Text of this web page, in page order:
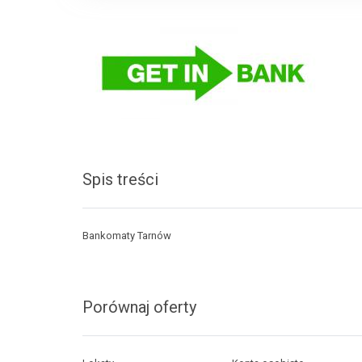
Spis treści
Bankomaty Tarnów
Porównaj oferty